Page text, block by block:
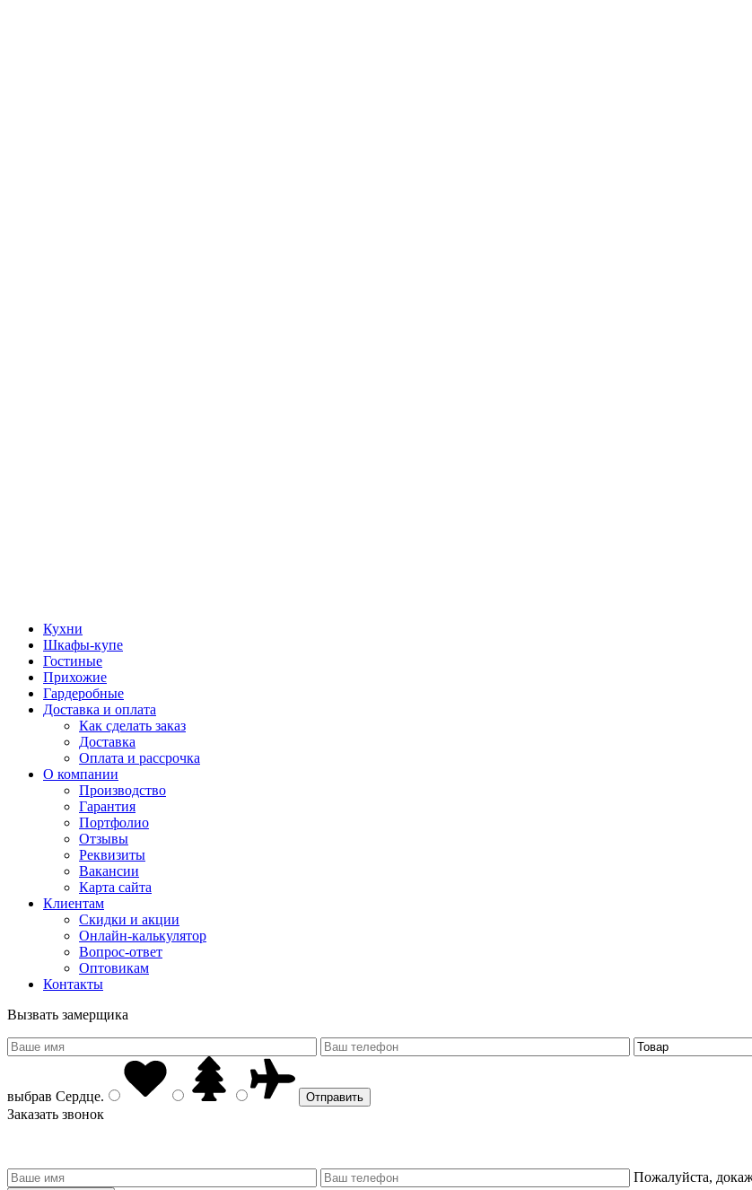
Кухни
Шкафы-купе
Гостиные
Прихожие
Гардеробные
Доставка и оплата
Как сделать заказ
Доставка
Оплата и рассрочка
О компании
Производство
Гарантия
Портфолио
Отзывы
Реквизиты
Вакансии
Карта сайта
Клиентам
Скидки и акции
Онлайн-калькулятор
Вопрос-ответ
Оптовикам
Контакты
Вызвать замерщика
выбрав Сердце.
Заказать звонок
Пожалуйста,